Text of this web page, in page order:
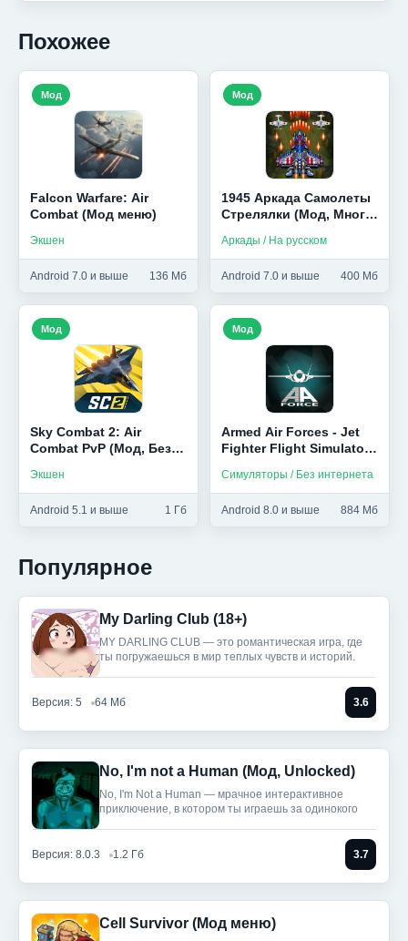
Похожее
Falcon Warfare: Air
Combat (Мод меню)
Экшен
Android 7.0 и выше 136 Мб
Мод
1945 Аркада Самолеты
Стрелялки (Мод, Много
Аркады / На русском
Android 7.0 и выше 400 Мб
Мод
Sky Combat 2: Air
Combat PvP (Мод, Без
Экшен
Android 5.1 и выше 1 Гб
Мод
Armed Air Forces - Jet
Fighter Flight Simulator
покупки)
Симуляторы / Без интернета
Android 8.0 и выше 884 Мб
Мод
Популярное
My Darling Club (18+)
MY DARLING CLUB — это романтическая игра, где
ты погружаешься в мир теплых чувств и историй.
Версия: 5 64 Мб 3.6
No, I'm not a Human (Мод, Unlocked)
No, I'm Not a Human — мрачное интерактивное
приключение, в котором ты играешь за одинокого
Версия: 8.0.3 1.2 Гб 3.7
Cell Survivor (Мод меню)